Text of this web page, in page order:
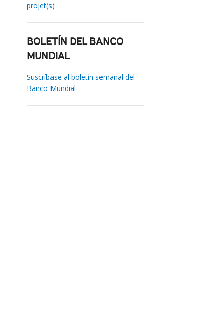
projet(s)
BOLETÍN DEL BANCO
MUNDIAL
Suscríbase al boletín semanal del
Banco Mundial